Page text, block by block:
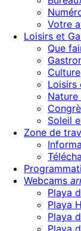
Votre
Loisirs et
Que
Culture
Loisirs
Soleil
Zone de
Webcams
Playa
Playa
Playa
Playa